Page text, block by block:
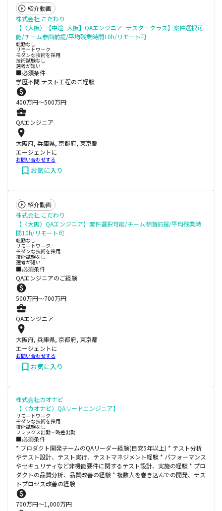
紹介動画
株式会社 こだわり
【〈大阪〉【中途_大阪】QAエンジニア_テスタークラス】案件選択可
能/チーム参画前提/平均残業時間10h/リモート可
転勤なし
リモートワーク
モダンな技術を採用
技術試験なし
選考が短い
■必須条件
学歴不問 テスト工程のご経験
400万円〜500万円
QAエンジニア
大阪府, 兵庫県, 京都府, 東京都
エージェントに
お問い合わせする
お気に入り
紹介動画
株式会社 こだわり
【〈大阪〉QAエンジニア】案件選択可能/チーム参画前提/平均残業時
間10h/リモート可
転勤なし
リモートワーク
モダンな技術を採用
技術試験なし
選考が短い
■必須条件
QAエンジニアのご経験
500万円〜700万円
QAエンジニア
大阪府, 兵庫県, 京都府, 東京都
エージェントに
お問い合わせする
お気に入り
株式会社カオナビ
【〈カオナビ〉QAリードエンジニア】
リモートワーク
モダンな技術を採用
技術試験なし
フレックス出勤・時差出勤
■必須条件
* プロダクト開発チームのQAリーダー経験(目安5年以上) * テスト分析
やテスト設計、テスト実行、テストマネジメント経験 * パフォーマンス
やセキュリティなど非機能要件に関するテスト設計、実施の経験 * プロ
ダクトの品質分析、品質改善の経験 * 複数人を巻き込んでの開発、テス
トプロセス改善の経験
700万円〜1,000万円